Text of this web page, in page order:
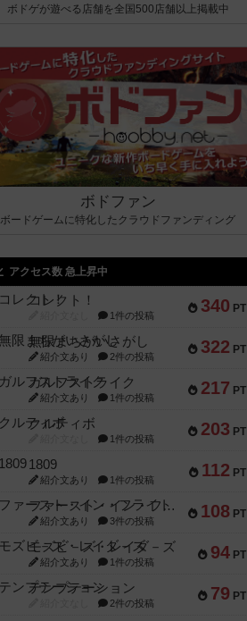
ボドゲが遊べる店舗を全国500店舗以上掲載中
ボドファン
ボードゲームに特化したクラウドファンディング
アクセス数 急上昇中
340 PT
コレクト！
1件の投稿
322 PT
無限まちがいさがし
紹介文あり 2件の投稿
217 PT
ガルフストライク
紹介文あり 1件の投稿
203 PT
クルティボ
1件の投稿
112 PT
1809
紹介文あり 1件の投稿
108 PT
ファースト・イン・フライト
紹介文あり 3件の投稿
94 PT
モズビ－ズ・レイダ－ズ
紹介文あり 1件の投稿
79 PT
テンプテーション
2件の投稿